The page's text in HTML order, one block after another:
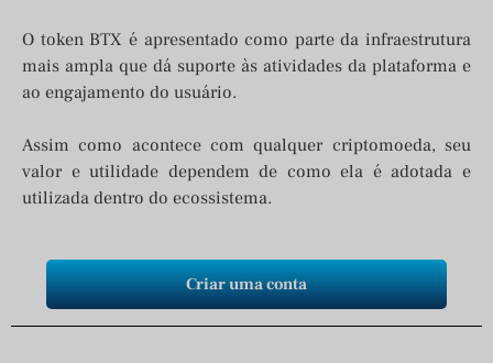
O token BTX é apresentado como parte da infraestrutura
mais ampla que dá suporte às atividades da plataforma e
ao engajamento do usuário.
Assim como acontece com qualquer criptomoeda, seu
valor e utilidade dependem de como ela é adotada e
utilizada dentro do ecossistema.
Criar uma conta